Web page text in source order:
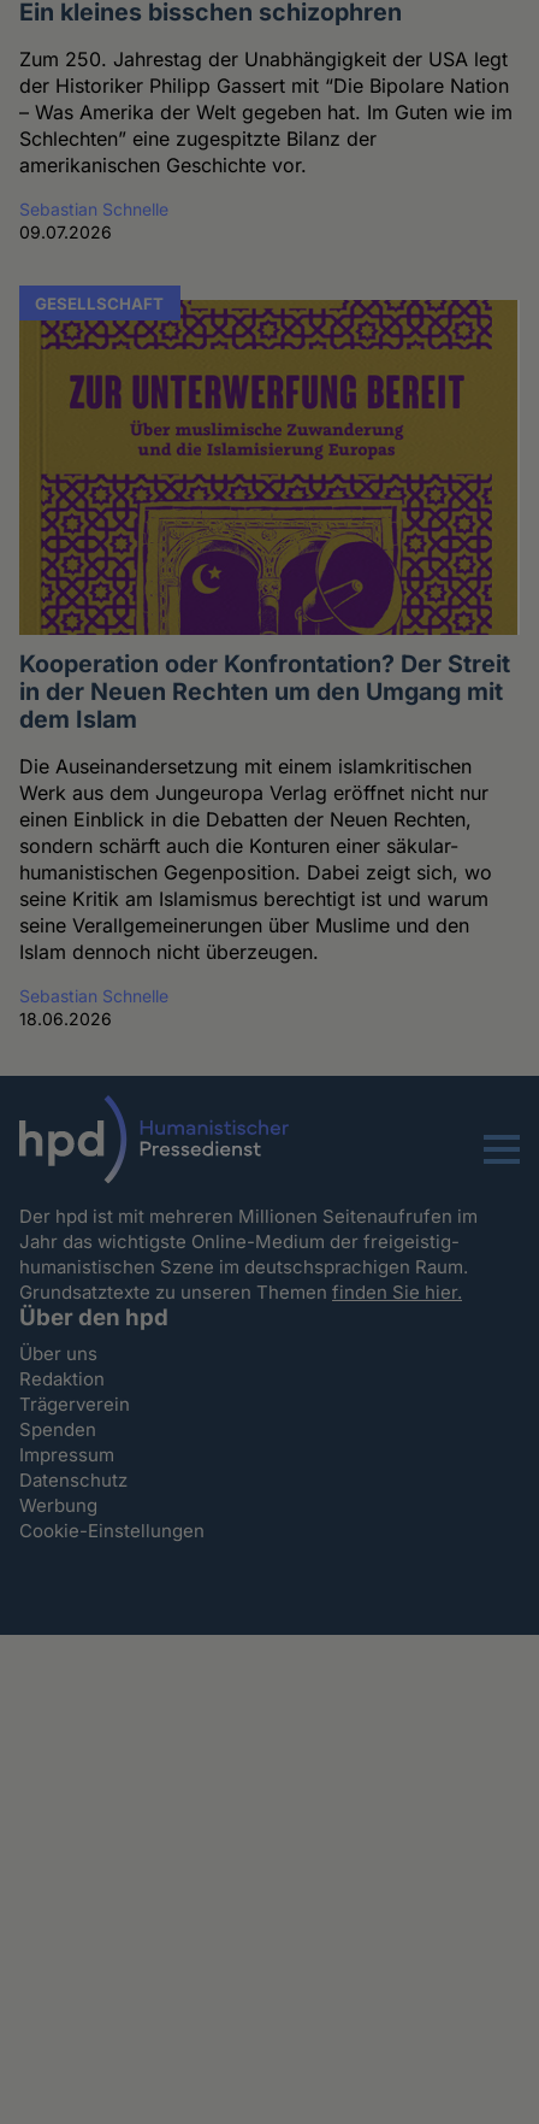
Ein kleines bisschen schizophren
Zum 250. Jahrestag der Unabhängigkeit der USA legt
der Historiker Philipp Gassert mit “Die Bipolare Nation
– Was Amerika der Welt gegeben hat. Im Guten wie im
Schlechten” eine zugespitzte Bilanz der
amerikanischen Geschichte vor.
Sebastian Schnelle
09.07.2026
GESELLSCHAFT
Kooperation oder Konfrontation? Der Streit
in der Neuen Rechten um den Umgang mit
dem Islam
Die Auseinandersetzung mit einem islamkritischen
Werk aus dem Jungeuropa Verlag eröffnet nicht nur
einen Einblick in die Debatten der Neuen Rechten,
sondern schärft auch die Konturen einer säkular-
humanistischen Gegenposition. Dabei zeigt sich, wo
seine Kritik am Islamismus berechtigt ist und warum
seine Verallgemeinerungen über Muslime und den
Islam dennoch nicht überzeugen.
Sebastian Schnelle
18.06.2026
Menu
Der hpd ist mit mehreren Millionen Seitenaufrufen im
Jahr das wichtigste Online-Medium der freigeistig-
humanistischen Szene im deutschsprachigen Raum.
Grundsatztexte zu unseren Themenfinden Sie hier.
Über den hpd
Über uns
Redaktion
Trägerverein
Spenden
Impressum
Datenschutz
Werbung
Cookie-Einstellungen